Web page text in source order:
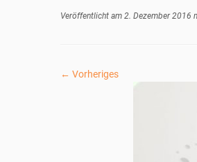
Veröffentlicht am 2. Dezember 2016
← Vorheriges